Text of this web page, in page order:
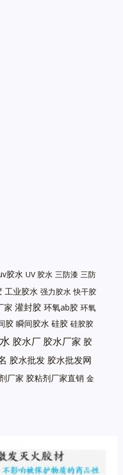
胶水 UV 胶水 三防漆 三防
工业胶水 强力胶水 快干胶
家 灌封胶 环氧ab胶 环氧
胶 瞬间胶水 硅胶 硅胶胶
胶水厂 胶水厂家 胶
胶水批发 胶水批发网
厂家 胶粘剂厂家直销 金